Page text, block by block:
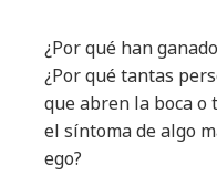
¿Por qué han
¿Por qué tantas
que abren la boca o
el síntoma de algo
ego?